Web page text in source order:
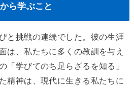
ら学ぶこと
と挑戦の連続でした。彼の生涯
は、私たちに多くの教訓を与え
「学びてのち足らざるを知る」
精神は、現代に生きる私たちに